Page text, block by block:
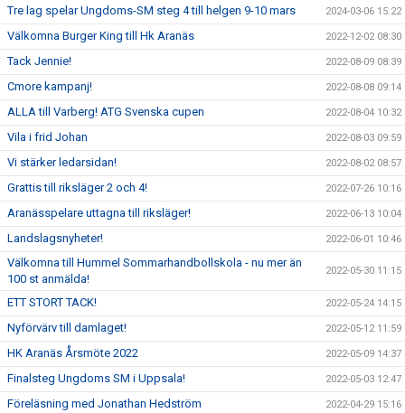
Tre lag spelar Ungdoms-SM steg 4 till helgen 9-10 mars 2024-03-06 15:22
Välkomna Burger King till Hk Aranäs 2022-12-02 08:30
Tack Jennie! 2022-08-09 08:39
Cmore kampanj! 2022-08-08 09:14
ALLA till Varberg! ATG Svenska cupen 2022-08-04 10:32
Vila i frid Johan 2022-08-03 09:59
Vi stärker ledarsidan! 2022-08-02 08:57
Grattis till riksläger 2 och 4! 2022-07-26 10:16
Aranässpelare uttagna till riksläger! 2022-06-13 10:04
Landslagsnyheter! 2022-06-01 10:46
Välkomna till Hummel Sommarhandbollskola - nu mer än
100 st anmälda!
2022-05-30 11:15
ETT STORT TACK! 2022-05-24 14:15
Nyförvärv till damlaget! 2022-05-12 11:59
HK Aranäs Årsmöte 2022 2022-05-09 14:37
Finalsteg Ungdoms SM i Uppsala! 2022-05-03 12:47
Föreläsning med Jonathan Hedström 2022-04-29 15:16